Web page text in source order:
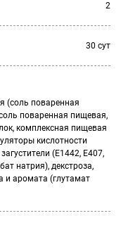
2
30 сут
(соль поваренная
поваренная пищевая,
комплексная пищевая
кислотности
(Е1442, Е407,
натрия), декстроза,
и аромата (глутамат